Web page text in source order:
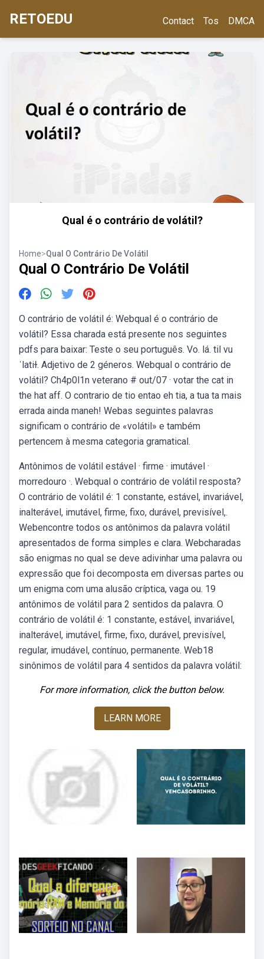
RETOEDU Contact Tos DMCA
Qual é o contrário de volátil?
Home>Qual O Contrário De Volátil
Qual O Contrário De Volátil
O contrário de volátil é: Webqual é o contrário de
volátil? Essa charada está presente nos seguintes
pdfs para baixar: Teste o seu português. Vo. lá. til vu
ˈlatiɫ. Adjetivo de 2 géneros. Webqual o contrário de
volátil? Ch4p0l1n veterano # out/07 · votar the cat in
the hat aff. O contrario de tio entao eh tia, a tua ta mais
errada ainda maneh! Webas seguintes palavras
significam o contrário de «volátil» e também
pertencem à mesma categoria gramatical.
Antônimos de volátil estável · firme · imutável ·
morredouro ·. Webqual o contrário de volátil resposta?
O contrário de volátil é: 1 constante, estável, invariável,
inalterável, imutável, firme, fixo, durável, previsível,.
Webencontre todos os antônimos da palavra volátil
apresentados de forma simples e clara. Webcharadas
são enigmas no qual se deve adivinhar uma palavra ou
expressão que foi decomposta em diversas partes ou
um enigma com uma alusão críptica, vaga ou. 19
antônimos de volátil para 2 sentidos da palavra. O
contrário de volátil é: 1 constante, estável, invariável,
inalterável, imutável, firme, fixo, durável, previsível,
regular, imudável, contínuo, permanente. Web18
sinônimos de volátil para 4 sentidos da palavra volátil:
For more information, click the button below.
LEARN MORE